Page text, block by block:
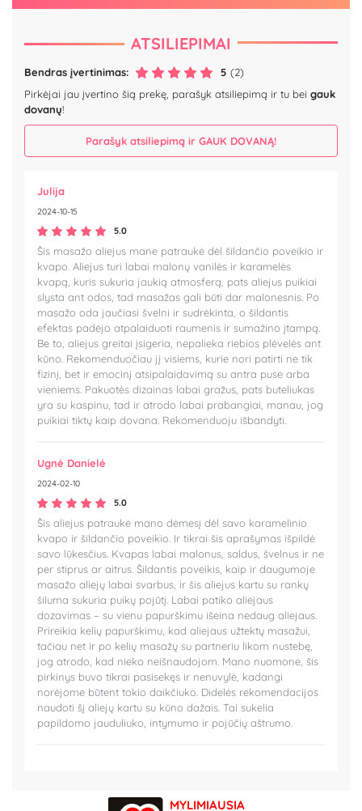
ATSILIEPIMAI
Bendras įvertinimas: 5 (2)
Pirkėjai jau įvertino šią prekę, parašyk atsiliepimą ir tu bei gauk
dovanų!
Parašyk atsiliepimą ir GAUK DOVANĄ!
Julija
2024-10-15
5.0
Šis masažo aliejus mane patraukė dėl šildančio poveikio ir
kvapo. Aliejus turi labai malonų vanilės ir karamelės
kvapą, kuris sukuria jaukią atmosferą, pats aliejus puikiai
slysta ant odos, tad masažas gali būti dar malonesnis. Po
masažo oda jaučiasi švelni ir sudrėkinta, o šildantis
efektas padėjo atpalaiduoti raumenis ir sumažino įtampą.
Be to, aliejus greitai įsigeria, nepalieka riebios plėvelės ant
kūno. Rekomenduočiau jį visiems, kurie nori patirti ne tik
fizinį, bet ir emocinį atsipalaidavimą su antra puse arba
vieniems. Pakuotės dizainas labai gražus, pats buteliukas
yra su kaspinu, tad ir atrodo labai prabangiai, manau, jog
puikiai tiktų kaip dovana. Rekomenduoju išbandyti.
Ugnė Danielė
2024-02-10
5.0
Šis aliejus patraukė mano dėmesį dėl savo karamelinio
kvapo ir šildančio poveikio. Ir tikrai šis aprašymas išpildė
savo lūkesčius. Kvapas labai malonus, saldus, švelnus ir ne
per stiprus ar aitrus. Šildantis poveikis, kaip ir daugumoje
masažo aliejų labai svarbus, ir šis aliejus kartu su rankų
šiluma sukuria puikų pojūtį. Labai patiko aliejaus
dozavimas – su vienu papurškimu išeina nedaug aliejaus.
Prireikia kelių papurškimu, kad aliejaus užtektų masažui,
tačiau net ir po kelių masažų su partneriu likom nustebę,
jog atrodo, kad nieko neišnaudojom. Mano nuomone, šis
pirkinys buvo tikrai pasisekęs ir nenuvylė, kadangi
norėjome būtent tokio daikčiuko. Didelės rekomendacijos
naudoti šį aliejų kartu su kūno dažais. Tai sukelia
papildomo jauduliuko, intymumo ir pojūčių aštrumo.
MYLIMIAUSIA